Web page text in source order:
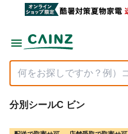
分別シールC ビン